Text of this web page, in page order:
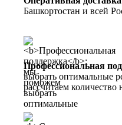
Башкортостан и всей
Профессиональная
выбрать оптимальные
рассчитаем